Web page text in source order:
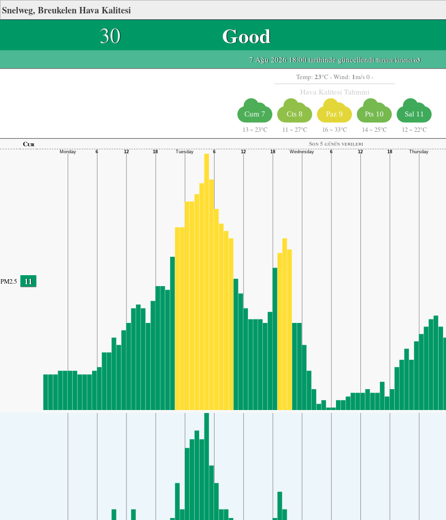
Snelweg, Breukelen Hava Kalitesi
30 Good
7 Ağu 2026 18:00 tarihinde güncellendi-Birincil kirletici:o3
Temp: 23°C - Wind: 1m/s 0 -
Hava Kalitesi Tahmini
Cum 7
13 ~ 23°C
Cts 8
11 ~ 27°C
Paz 9
16 ~ 33°C
Pts 10
14 ~ 25°C
Sal 11
12 ~ 22°C
Cur
Son 5 günün verileri
PM2.5 11